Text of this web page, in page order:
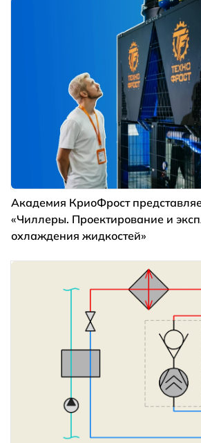
Академия КриоФрост
«Чиллеры. Проектирование и
охлаждения жидкостей»